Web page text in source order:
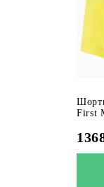
First